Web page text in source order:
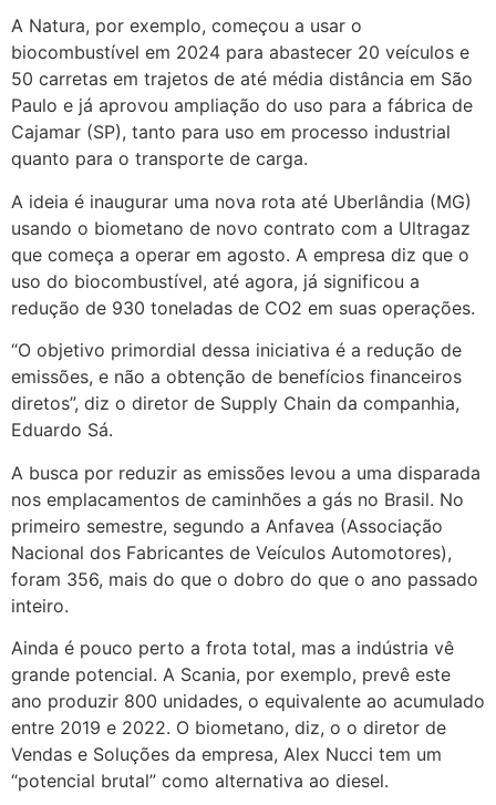
A Natura, por exemplo, começou a usar o
biocombustível em 2024 para abastecer 20 veículos e
50 carretas em trajetos de até média distância em São
Paulo e já aprovou ampliação do uso para a fábrica de
Cajamar (SP), tanto para uso em processo industrial
quanto para o transporte de carga.
A ideia é inaugurar uma nova rota até Uberlândia (MG)
usando o biometano de novo contrato com a Ultragaz
que começa a operar em agosto. A empresa diz que o
uso do biocombustível, até agora, já significou a
redução de 930 toneladas de CO2 em suas operações.
“O objetivo primordial dessa iniciativa é a redução de
emissões, e não a obtenção de benefícios financeiros
diretos”, diz o diretor de Supply Chain da companhia,
Eduardo Sá.
A busca por reduzir as emissões levou a uma disparada
nos emplacamentos de caminhões a gás no Brasil. No
primeiro semestre, segundo a Anfavea (Associação
Nacional dos Fabricantes de Veículos Automotores),
foram 356, mais do que o dobro do que o ano passado
inteiro.
Ainda é pouco perto a frota total, mas a indústria vê
grande potencial. A Scania, por exemplo, prevê este
ano produzir 800 unidades, o equivalente ao acumulado
entre 2019 e 2022. O biometano, diz, o o diretor de
Vendas e Soluções da empresa, Alex Nucci tem um
“potencial brutal” como alternativa ao diesel.